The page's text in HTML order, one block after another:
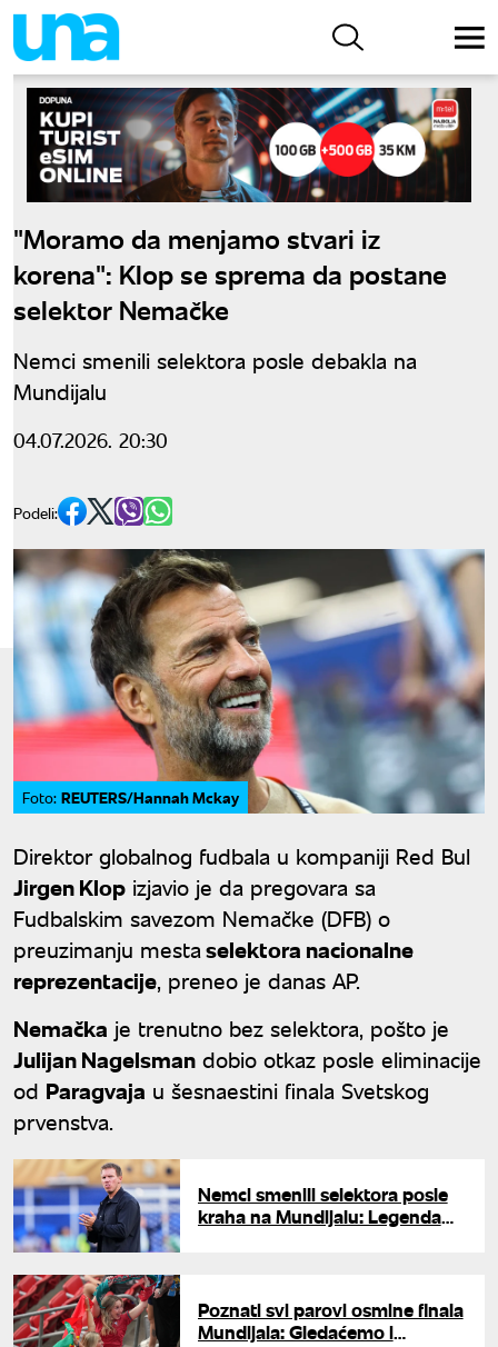
"Moramo da menjamo stvari iz
korena": Klop se sprema da postane
selektor Nemačke
Nemci smenili selektora posle debakla na
Mundijalu
04.07.2026. 20:30
Podeli:
Foto: REUTERS/Hannah Mckay
Direktor globalnog fudbala u kompaniji Red Bul
Jirgen Klop izjavio je da pregovara sa
Fudbalskim savezom Nemačke (DFB) o
preuzimanju mestaselektora nacionalne
reprezentacije, preneo je danas AP.
Nemačka je trenutno bez selektora, pošto je
Julijan Nagelsman dobio otkaz posle eliminacije
od Paragvaja u šesnaestini finala Svetskog
prvenstva.
Nemci smenili selektora posle
kraha na Mundijalu: Legenda
Poznati svi parovi osmine finala
Mundijala: Gledaćemo i